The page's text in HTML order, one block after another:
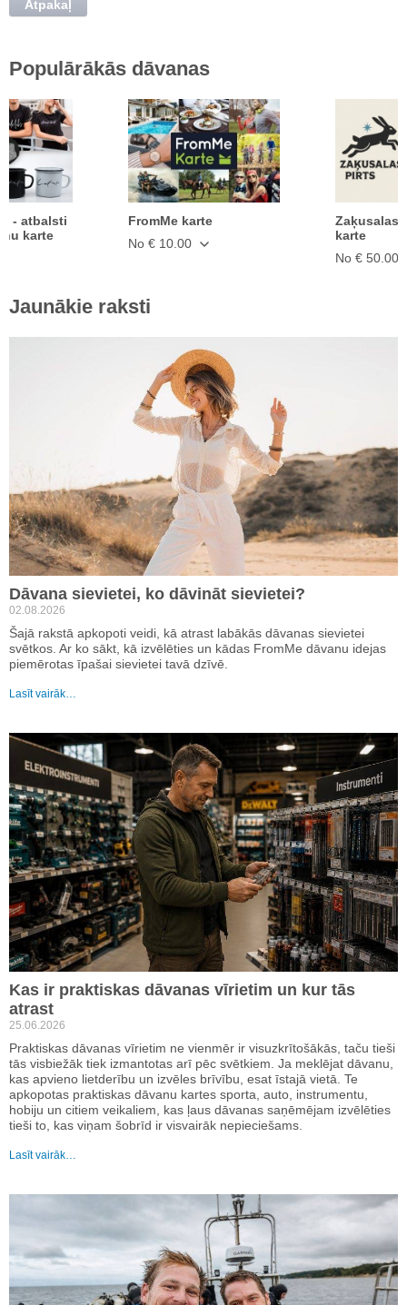
Atpakaļ
Populārākās dāvanas
- atbalsti
karte
FromMe karte
No € 10.00
Zaķusalas
karte
No € 50.00
Jaunākie raksti
Dāvana sievietei, ko dāvināt sievietei?
02.08.2026
Šajā rakstā apkopoti veidi, kā atrast labākās dāvanas sievietei
svētkos. Ar ko sākt, kā izvēlēties un kādas FromMe dāvanu idejas
piemērotas īpašai sievietei tavā dzīvē.
Lasīt vairāk…
Kas ir praktiskas dāvanas vīrietim un kur tās
atrast
25.06.2026
Praktiskas dāvanas vīrietim ne vienmēr ir visuzkrītošākās, taču tieši
tās visbiežāk tiek izmantotas arī pēc svētkiem. Ja meklējat dāvanu,
kas apvieno lietderību un izvēles brīvību, esat īstajā vietā. Te
apkopotas praktiskas dāvanu kartes sporta, auto, instrumentu,
hobiju un citiem veikaliem, kas ļaus dāvanas saņēmējam izvēlēties
tieši to, kas viņam šobrīd ir visvairāk nepieciešams.
Lasīt vairāk…